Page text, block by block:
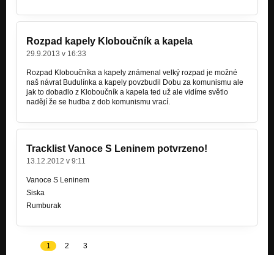
Rozpad kapely Kloboučník a kapela
29.9.2013 v 16:33
Rozpad Kloboučníka a kapely známenal velký rozpad je možné
naš návrat Budulínka a kapely povzbudil Dobu za komunismu ale
jak to dobadlo z Kloboučník a kapela ted už ale vidíme světlo
nadějí že se hudba z dob komunismu vrací.
Tracklist Vanoce S Leninem potvrzeno!
13.12.2012 v 9:11
Vanoce S Leninem
Siska
Rumburak
1 2 3